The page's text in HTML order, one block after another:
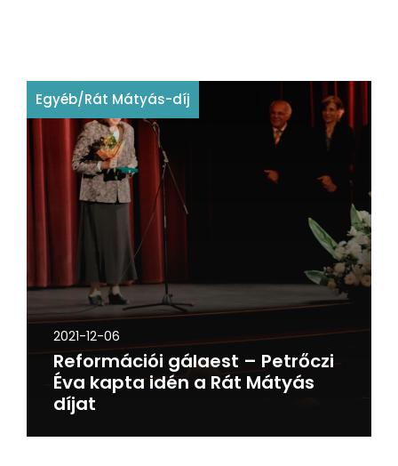
Egyéb/Rát Mátyás-díj
2021-12-06
Reformációi gálaest – Petrőczi
Éva kapta idén a Rát Mátyás
díjat